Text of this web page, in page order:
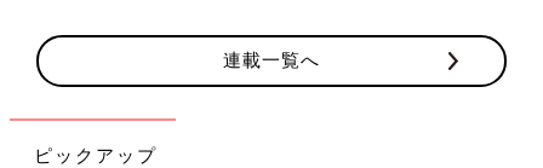
連載一覧へ
ピックアップ